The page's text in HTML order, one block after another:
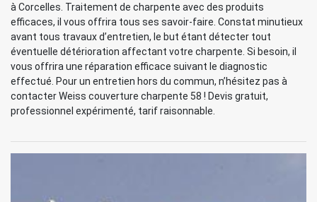
à Corcelles. Traitement de charpente avec des produits
efficaces, il vous offrira tous ses savoir-faire. Constat minutieux
avant tous travaux d’entretien, le but étant détecter tout
éventuelle détérioration affectant votre charpente. Si besoin, il
vous offrira une réparation efficace suivant le diagnostic
effectué. Pour un entretien hors du commun, n’hésitez pas à
contacter Weiss couverture charpente 58 ! Devis gratuit,
professionnel expérimenté, tarif raisonnable.